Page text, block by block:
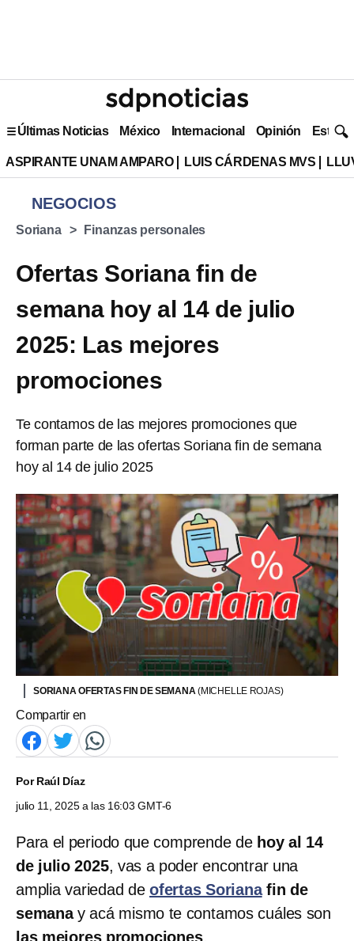
Últimas Noticias México Internacional Opinión Estilo
ASPIRANTE UNAM AMPARO LUIS CÁRDENAS MVS
NEGOCIOS
Soriana Finanzas personales
Ofertas Soriana fin de
semana hoy al 14 de julio
2025: Las mejores
promociones
Te contamos de las mejores promociones que
forman parte de las ofertas Soriana fin de semana
hoy al 14 de julio 2025
SORIANA OFERTAS FIN DE SEMANA(MICHELLE ROJAS)
Compartir en
PorRaúl Díaz
julio 11, 2025 a las 16:03 GMT-6
Para el periodo que comprende de hoy al 14
de julio 2025, vas a poder encontrar una
amplia variedad deofertas Sorianafin de
semanay acá mismo te contamos cuáles son
las mejores promociones.